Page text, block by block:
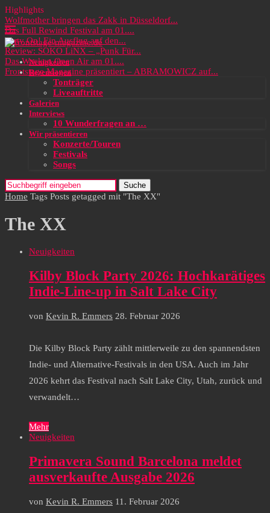
Highlights
Wolfmother bringen das Zakk in Düsseldorf...
Das Full Rewind Festival am 01....
Party On! Ein Ausflug auf den...
Review: SOKO LiNX – „Punk Für...
Das Wacken Open Air am 01....
Frontstage Magazine präsentiert – ABRAMOWICZ auf...
Neuigkeiten
Rezensionen
Tonträger
Liveauftritte
Galerien
Interviews
10 Wunderfragen an …
Wir präsentieren
Konzerte/Touren
Festivals
Songs
Suche
Home Tags Posts getagged mit "The XX"
The XX
Neuigkeiten
Kilby Block Party 2026: Hochkarätiges
Indie-Line-up in Salt Lake City
von Kevin R. Emmers 28. Februar 2026
Die Kilby Block Party zählt mittlerweile zu den spannendsten
Indie- und Alternative-Festivals in den USA. Auch im Jahr
2026 kehrt das Festival nach Salt Lake City, Utah, zurück und
verwandelt…
Mehr
Neuigkeiten
Primavera Sound Barcelona meldet
ausverkaufte Ausgabe 2026
von Kevin R. Emmers 11. Februar 2026